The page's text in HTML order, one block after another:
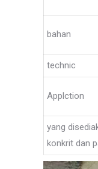
bahan
technic
Applction
yang
konkrit dan